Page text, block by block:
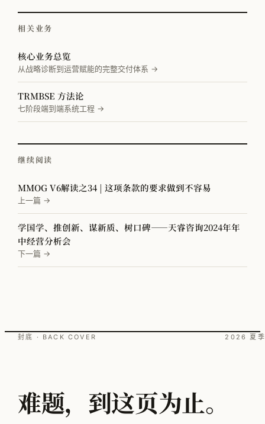
相关业务
核心业务总览
从战略诊断到运营赋能的完整交付体系 →
TRMBSE 方法论
七阶段端到端系统工程 →
继续阅读
MMOG V6解读之34 | 这项条款的要求做到不容易
上一篇 →
学国学、推创新、谋新质、树口碑——天睿咨询2024年年
中经营分析会
下一篇 →
封底 · BACK COVER 2026 夏
难题，到这页为止。